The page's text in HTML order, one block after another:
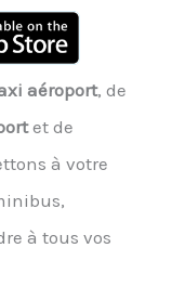
aéroport, de
et de
à votre
à tous vos